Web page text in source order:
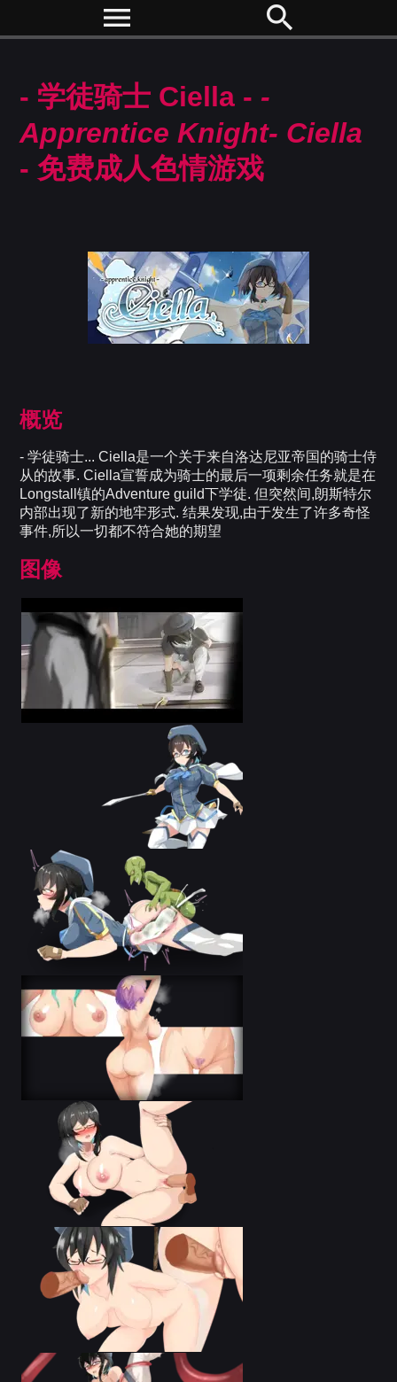
menu search
- 学徒骑士 Ciella - -
Apprentice Knight- Ciella
- 免费成人色情游戏
概览
- 学徒骑士... Ciella是一个关于来自洛达尼亚帝国的骑士侍
从的故事. Ciella宣誓成为骑士的最后一项剩余任务就是在
Longstall镇的Adventure guild下学徒. 但突然间,朗斯特尔
内部出现了新的地牢形式. 结果发现,由于发生了许多奇怪
事件,所以一切都不符合她的期望
图像